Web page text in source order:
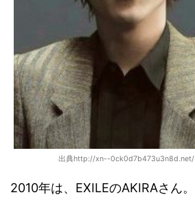
出典http://xn--0ck0d7b473u3n8d.net/
2010年は、EXILEのAKIRAさん。